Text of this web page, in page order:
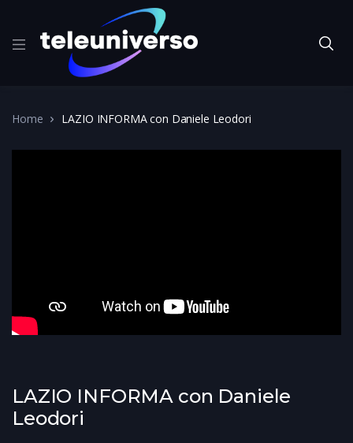
Home LAZIO INFORMA con Daniele Leodori
LAZIO INFORMA con Daniele
Leodori